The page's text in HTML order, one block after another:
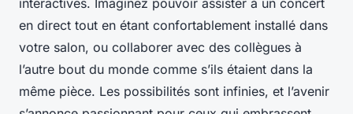
interactives. Imaginez pouvoir assister à un concert
en direct tout en étant confortablement installé dans
votre salon, ou collaborer avec des collègues à
l’autre bout du monde comme s’ils étaient dans la
même pièce. Les possibilités sont infinies, et l’avenir